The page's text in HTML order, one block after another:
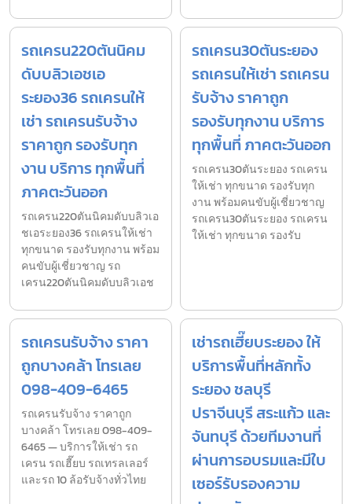
รถเครน220ตันนิคม
ดับบลิวเอชเอ
ระยอง36 รถเครนให้
เช่า รถเครนรับจ้าง
ราคาถูก รองรับทุก
งาน บริการ ทุกพื้นที่
ภาคตะวันออก
รถเครน220ตันนิคมดับบลิวเอ
ชเอระยอง36 รถเครนให้เช่า
ทุกขนาด รองรับทุกงาน พร้อม
คนขับผู้เชี่ยวชาญ รถ
เครน220ตันนิคมดับบลิวเอช
รถเครน30ตันระยอง
รถเครนให้เช่า รถเครน
รับจ้าง ราคาถูก
รองรับทุกงาน บริการ
ทุกพื้นที่ ภาคตะวันออก
รถเครน30ตันระยอง รถเครน
ให้เช่า ทุกขนาด รองรับทุก
งาน พร้อมคนขับผู้เชี่ยวชาญ
รถเครน30ตันระยอง รถเครน
ให้เช่า ทุกขนาด รองรับ
รถเครนรับจ้าง ราคา
ถูกบางคล้า โทรเลย
098-409-6465
รถเครนรับจ้าง ราคาถูก
บางคล้า โทรเลย 098-409-
6465 — บริการให้เช่า รถ
เครน รถเฮี๊ยบ รถเทรลเลอร์
และรถ 10 ล้อรับจ้างทั่วไทย
เช่ารถเฮี๊ยบระยอง ให้
บริการพื้นที่หลักทั้ง
ระยอง ชลบุรี
ปราจีนบุรี สระแก้ว และ
จันทบุรี ด้วยทีมงานที่
ผ่านการอบรมและมีใบ
เซอร์รับรองความ